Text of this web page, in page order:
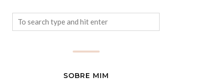
SOBRE MIM